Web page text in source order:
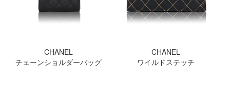
CHANEL
チェーンショルダーバッグ
CHANEL
ワイルドステッチ